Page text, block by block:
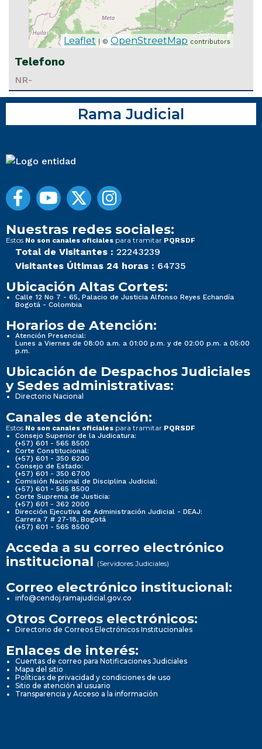
Leaflet | ©OpenStreetMap contributors
Telefono
NR-
Rama Judicial
Nuestras redes sociales:
Estos No son canales oficiales para tramitar PQRSDF
Total de Visitantes : 22243239
Visitantes Últimas 24 horas : 64735
Ubicación Altas Cortes:
Calle 12 No 7 - 65, Palacio de Justicia Alfonso Reyes Echandía
Bogotá - Colombia
Horarios de Atención:
Atención Presencial:
Lunes a Viernes de 08:00 a.m. a 01:00 p.m. y de 02:00 p.m. a 05:00
p.m.
Ubicación de Despachos Judiciales
y Sedes administrativas:
Directorio Nacional
Canales de atención:
Estos No son canales oficiales para tramitar PQRSDF
Consejo Superior de la Judicatura:
(+57) 601 - 565 8500
Corte Constitucional:
(+57) 601 - 350 6200
Consejo de Estado:
(+57) 601 - 350 6700
Comisión Nacional de Disciplina Judicial:
(+57) 601 - 565 8500
Corte Suprema de Justicia:
(+57) 601 - 362 2000
Dirección Ejecutiva de Administración Judicial - DEAJ:
Carrera 7 # 27-18, Bogotá
(+57) 601 - 565 8500
Acceda a su correo electrónico
institucional (Servidores Judiciales)
Correo electrónico institucional:
info@cendoj.ramajudicial.gov.co
Otros Correos electrónicos:
Directorio de Correos Electrónicos Institucionales
Enlaces de interés:
Cuentas de correo para Notificaciones Judiciales
Mapa del sitio
Políticas de privacidad y condiciones de uso
Sitio de atención al usuario
Transparencia y Acceso a la información